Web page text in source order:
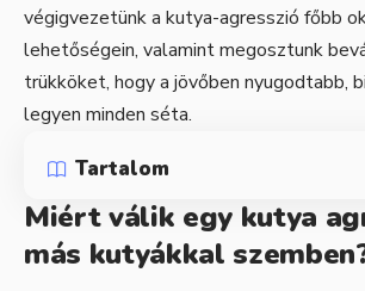
végigvezetünk a kutya-agresszió főbb
lehetőségein, valamint megosztunk
trükköket, hogy a jövőben nyugodtabb,
legyen minden séta.
Tartalom
Miért válik egy kutya
más kutyákkal